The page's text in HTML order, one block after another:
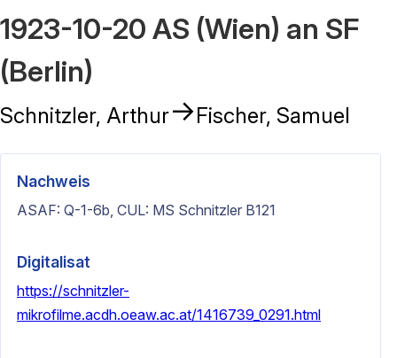
1923-10-20 AS (Wien) an SF
(Berlin)
Schnitzler, Arthur→Fischer, Samuel
Nachweis
ASAF: Q-1-6b, CUL: MS Schnitzler B121
Digitalisat
https://schnitzler-
mikrofilme.acdh.oeaw.ac.at/1416739_0291.html